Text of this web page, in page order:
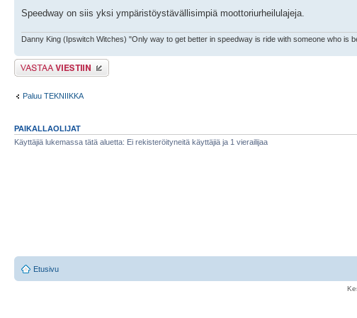
Speedway on siis yksi ympäristöystävällisimpiä moottoriurheilulajeja.
Danny King (Ipswitch Witches) "Only way to get better in speedway is ride with someone who is
Lähetä vastaus
Paluu TEKNIIKKA
PAIKALLAOLIJAT
Käyttäjiä lukemassa tätä aluetta: Ei rekisteröityneitä käyttäjiä ja 1 vierailijaa
Etusivu